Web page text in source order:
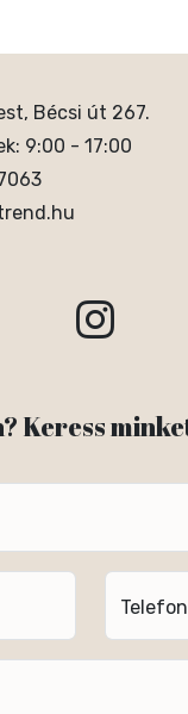
Bécsi út 267.
9:00 - 17:00
Keress
Telefon